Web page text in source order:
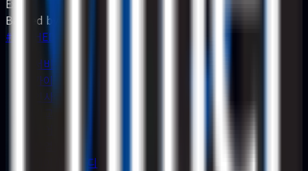
Ex
Backed by
#HASHED
서비스
가이드
인사이트
비교 가이드
케이스 스터디